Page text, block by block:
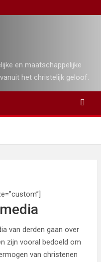
en maatschappelijke
het christelijk geloof.
van derden gaan over
zijn vooral bedoeld om
van christenen